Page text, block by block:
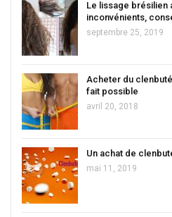
Le lissage brésilien
inconvénients,
septembre 25, 2019
Acheter du
fait possible
avril 20, 2018
Un achat de
mai 11, 2019